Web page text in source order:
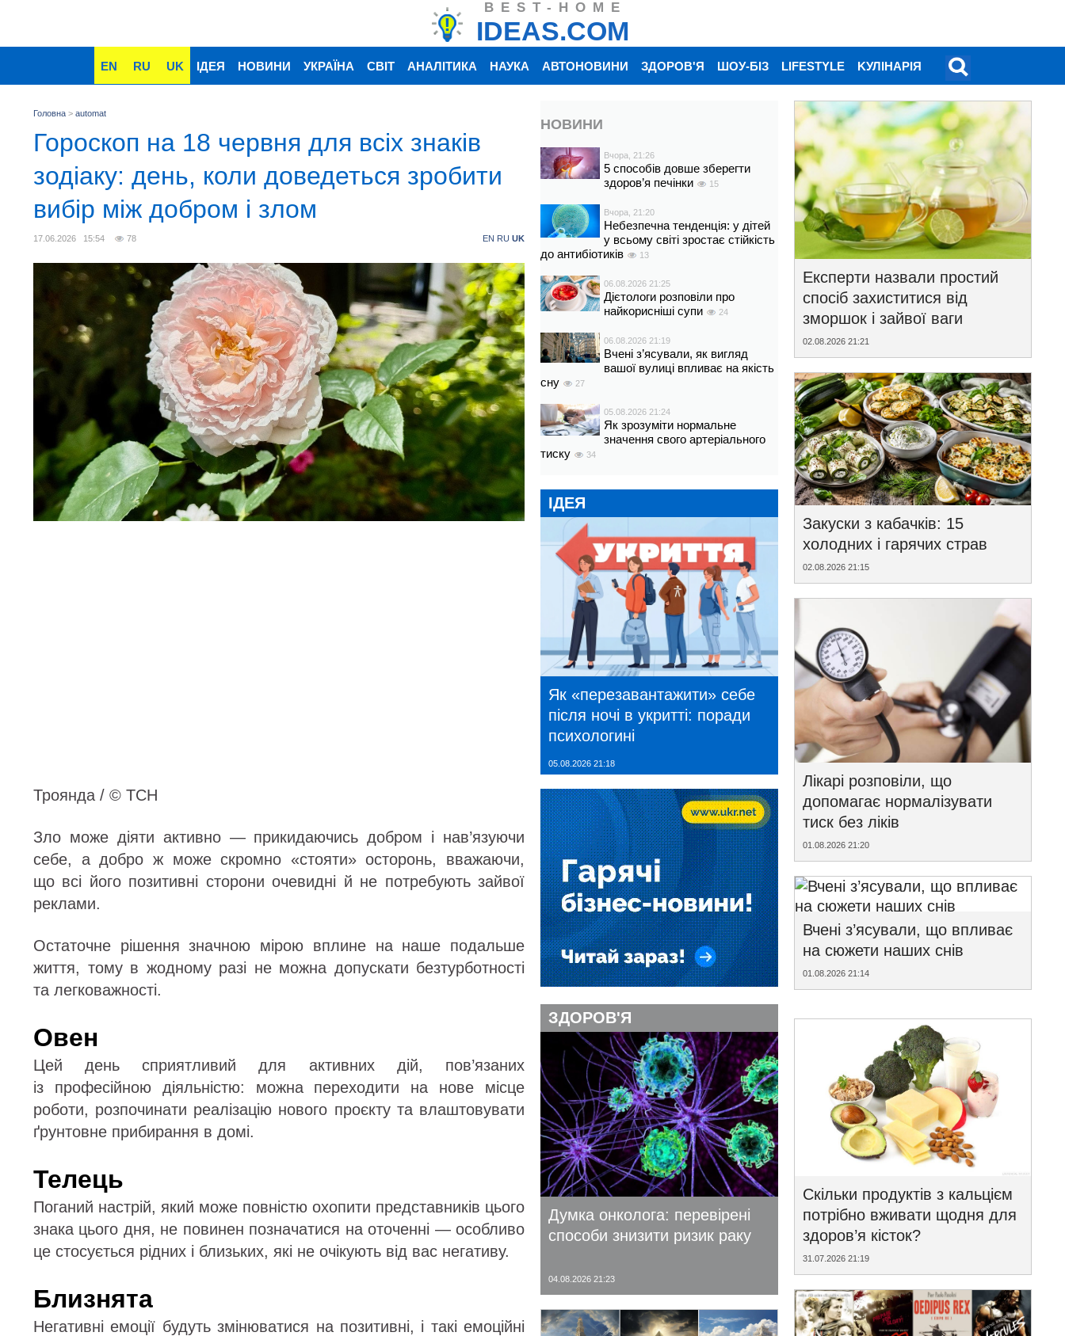
BEST-HOME
IDEAS.COM
EN RU UK ІДЕЯ НОВИНИ УКРАЇНА СВІТ АНАЛІТИКА НАУКА АВТОНОВИНИ ЗДОРОВ'Я ШОУ-БІЗ LIFESTYLE KУЛІНАРІЯ
Головна > automat
Гороскоп на 18 червня для всіх знаків
зодіаку: день, коли доведеться зробити
вибір між добром і злом
17.06.2026 15:54 78 EN RU UK
Троянда / © ТСН
Зло може діяти активно — прикидаючись добром і нав’язуючи
себе, а добро ж може скромно «стояти» осторонь, вважаючи,
що всі його позитивні сторони очевидні й не потребують зайвої
реклами.
Остаточне рішення значною мірою вплине на наше подальше
життя, тому в жодному разі не можна допускати безтурботності
та легковажності.
Овен
Цей день сприятливий для активних дій, пов’язаних
із професійною діяльністю: можна переходити на нове місце
роботи, розпочинати реалізацію нового проєкту та влаштовувати
ґрунтовне прибирання в домі.
Телець
Поганий настрій, який може повністю охопити представників цього
знака цього дня, не повинен позначатися на оточенні — особливо
це стосується рідних і близьких, які не очікують від вас негативу.
Близнята
Негативні емоції будуть змінюватися на позитивні, і такі емоційні
НОВИНИ
Вчора, 21:26
5 способів довше зберегти
здоров’я печінки
15
Вчора, 21:20
Небезпечна тенденція: у дітей
у всьому світі зростає стійкість
до антибіотиків
13
06.08.2026 21:25
Дієтологи розповіли про
найкорисніші супи
24
06.08.2026 21:19
Вчені з’ясували, як вигляд
вашої вулиці впливає на якість
сну
27
05.08.2026 21:24
Як зрозуміти нормальне
значення свого артеріального
тиску
34
ІДЕЯ
Як «перезавантажити» себе
після ночі в укритті: поради
психологині
05.08.2026 21:18
ЗДОРОВ'Я
Думка онколога: перевірені
способи знизити ризик раку
04.08.2026 21:23
Експерти назвали простий
спосіб захиститися від
зморшок і зайвої ваги
02.08.2026 21:21
Закуски з кабачків: 15
холодних і гарячих страв
02.08.2026 21:15
Лікарі розповіли, що
допомагає нормалізувати
тиск без ліків
01.08.2026 21:20
Вчені з’ясували, що впливає
на сюжети наших снів
01.08.2026 21:14
Скільки продуктів з кальцієм
потрібно вживати щодня для
здоров’я кісток?
31.07.2026 21:19